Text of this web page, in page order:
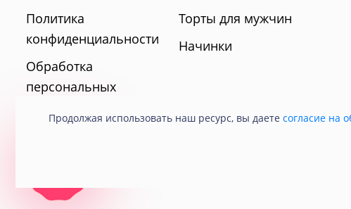
Политика
конфиденциальности
Обработка
персональных
Торты для мужчин
Начинки
Продолжая использовать наш ресурс, вы даете согласие на